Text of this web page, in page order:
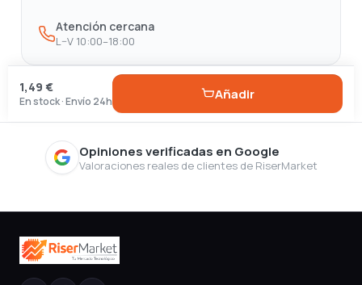
Atención cercana
L–V 10:00–18:00
1,49 €
En stock · Envío 24h Añadir
Opiniones verificadas en Google
Valoraciones reales de clientes de RiserMarket